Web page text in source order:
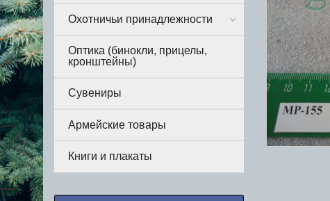
Охотничьи принадлежности
Оптика (бинокли, прицелы,
кронштейны)
Сувениры
Армейские товары
Книги и плакаты